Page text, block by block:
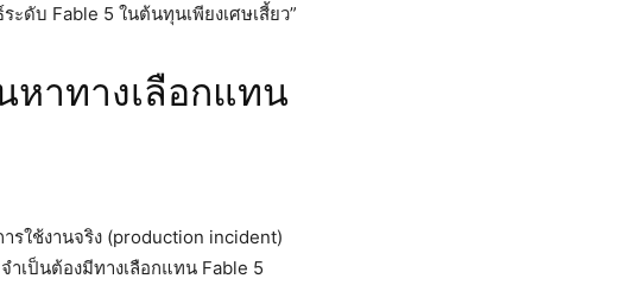
ดับ Fable 5 ในต้นทุนเพียงเศษเสี้ยว”
าทางเลือกแทน
รใช้งานจริง (production incident)
ำเป็นต้องมีทางเลือกแทน Fable 5